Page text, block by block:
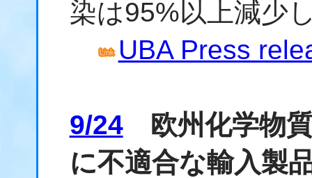
染は95%以上減少
UBA Press
9/24欧州化学物質
に不適合な輸入製